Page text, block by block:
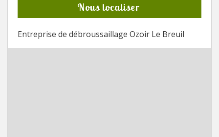
Nous localiser
Entreprise de débroussaillage Ozoir Le Breuil